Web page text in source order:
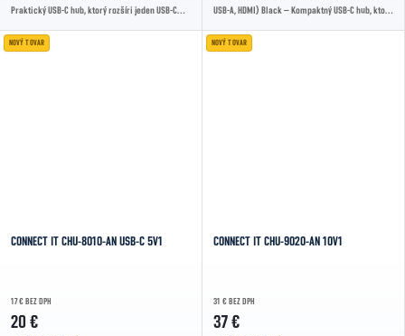
Praktický USB-C hub, ktorý rozšíri jeden USB-C
USB-A, HDMI) Black – Kompaktný USB-C hub, ktorý
NOVÝ TOVAR
CONNECT IT CHU-8010-AN USB-C 5V1
17 € BEZ DPH
20 €
NOVÝ TOVAR
CONNECT IT CHU-9020-AN 10V1
31 € BEZ DPH
37 €